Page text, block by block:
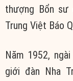
thượng Bổn
Trung Việt Báo
Năm 1952,
giới đàn Nha